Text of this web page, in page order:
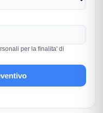
per la finalita' di